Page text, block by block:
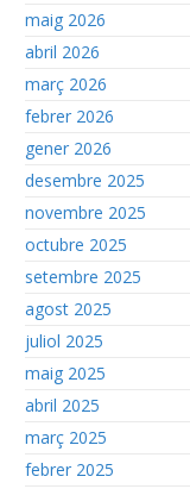
maig 2026
abril 2026
març 2026
febrer 2026
gener 2026
desembre 2025
novembre 2025
octubre 2025
setembre 2025
agost 2025
juliol 2025
maig 2025
abril 2025
març 2025
febrer 2025